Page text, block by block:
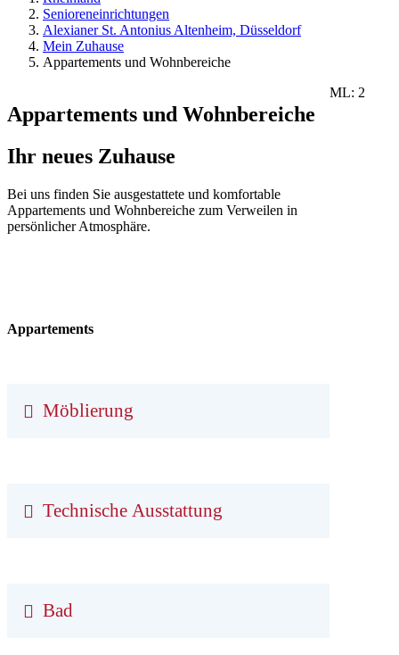
Senioreneinrichtungen
Alexianer St. Antonius Altenheim, Düsseldorf
Mein Zuhause
Appartements und Wohnbereiche
Appartements und Wohnbereiche
Ihr neues Zuhause
Bei uns finden Sie ausgestattete und komfortable
Appartements und Wohnbereiche zum Verweilen in
persönlicher Atmosphäre.
Appartements
Möblierung
Technische Ausstattung
Bad
ML: 2